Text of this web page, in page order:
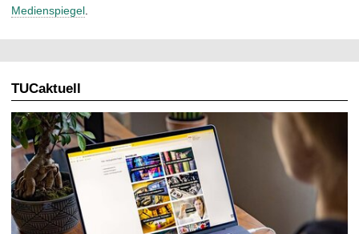
Medienspiegel
TUCaktuell